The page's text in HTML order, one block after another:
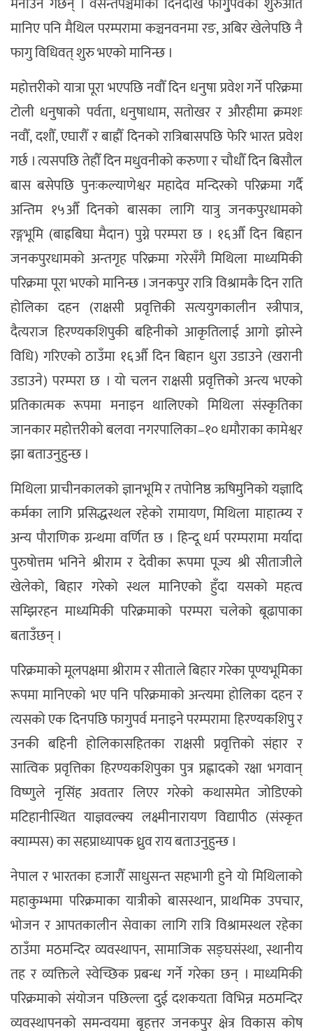
मानिए पनि मैथिल परम्परामा कञ्चनवनमा रङ, अबिर खेलेपछि नै
फागु विधिवत् शुरु भएको मानिन्छ ।
महोत्तरीको यात्रा पूरा भएपछि नवौँ दिन धनुषा प्रवेश गर्ने परिक्रमा
टोली धनुषाको पर्वता, धनुषाधाम, सतोखर र औरहीमा क्रमशः
नवौँ, दशौँ, एघारौँ र बाह्रौँ दिनको रात्रिबासपछि फेरि भारत प्रवेश
गर्छ । त्यसपछि तेहौँ दिन मधुवनीको करुणा र चौधौँ दिन बिसौल
बास बसेपछि पुनःकल्याणेश्वर महादेव मन्दिरको परिक्रमा गर्दै
अन्तिम १५औँ दिनको बासका लागि यात्रु जनकपुरधामको
रङ्गभूमि (बाह्रबिघा मैदान) पुग्ने परम्परा छ । १६औँ दिन बिहान
जनकपुरधामको अन्तगृह परिक्रमा गरेसँगै मिथिला माध्यमिकी
परिक्रमा पूरा भएको मानिन्छ । जनकपुर रात्रि विश्रामकै दिन राति
होलिका दहन (राक्षसी प्रवृत्तिकी सत्ययुगकालीन स्त्रीपात्र,
दैत्यराज हिरण्यकशिपुकी बहिनीको आकृतिलाई आगो झोस्ने
विधि) गरिएको ठाउँमा १६औँ दिन बिहान धुरा उडाउने (खरानी
उडाउने) परम्परा छ । यो चलन राक्षसी प्रवृत्तिको अन्त्य भएको
प्रतिकात्मक रूपमा मनाइन थालिएको मिथिला संस्कृतिका
जानकार महोत्तरीको बलवा नगरपालिका–१० धमौराका कामेश्वर
झा बताउनुहुन्छ ।
मिथिला प्राचीनकालको ज्ञानभूमि र तपोनिष्ठ ऋषिमुनिको यज्ञादि
कर्मका लागि प्रसिद्धस्थल रहेको रामायण, मिथिला माहात्म्य र
अन्य पौराणिक ग्रन्थमा वर्णित छ । हिन्दू धर्म परम्परामा मर्यादा
पुरुषोत्तम भनिने श्रीराम र देवीका रूपमा पूज्य श्री सीताजीले
खेलेको, बिहार गरेको स्थल मानिएको हुँदा यसको महत्व
सम्झिरहन माध्यमिकी परिक्रमाको परम्परा चलेको बूढापाका
बताउँछन् ।
परिक्रमाको मूलपक्षमा श्रीराम र सीताले बिहार गरेका पूण्यभूमिका
रूपमा मानिएको भए पनि परिक्रमाको अन्त्यमा होलिका दहन र
त्यसको एक दिनपछि फागुपर्व मनाइने परम्परामा हिरण्यकशिपु र
उनकी बहिनी होलिकासहितका राक्षसी प्रवृत्तिको संहार र
सात्विक प्रवृत्तिका हिरण्यकशिपुका पुत्र प्रह्लादको रक्षा भगवान्
विष्णुले नृसिंह अवतार लिएर गरेको कथासमेत जोडिएको
मटिहानीस्थित याज्ञवल्क्य लक्ष्मीनारायण विद्यापीठ (संस्कृत
क्याम्पस) का सहप्राध्यापक ध्रुव राय बताउनुहुन्छ ।
नेपाल र भारतका हजारौँ साधुसन्त सहभागी हुने यो मिथिलाको
महाकुम्भमा परिक्रमाका यात्रीको बासस्थान, प्राथमिक उपचार,
भोजन र आपतकालीन सेवाका लागि रात्रि विश्रामस्थल रहेका
ठाउँमा मठमन्दिर व्यवस्थापन, सामाजिक सङ्घसंस्था, स्थानीय
तह र व्यक्तिले स्वेच्छिक प्रबन्ध गर्ने गरेका छन् । माध्यमिकी
परिक्रमाको संयोजन पछिल्ला दुई दशकयता विभिन्न मठमन्दिर
व्यवस्थापनको समन्वयमा बृहत्तर जनकपुर क्षेत्र विकास कोष